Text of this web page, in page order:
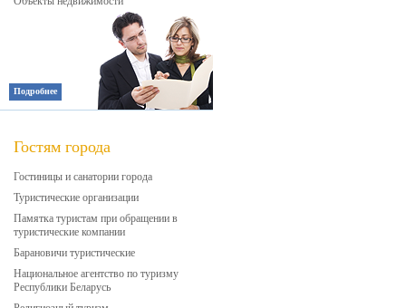
Подробнее
Гостям города
Гостиницы и санатории города
Туристические организации
Памятка туристам при обращении в
туристические компании
Барановичи туристические
Национальное агентство по туризму
Республики Беларусь